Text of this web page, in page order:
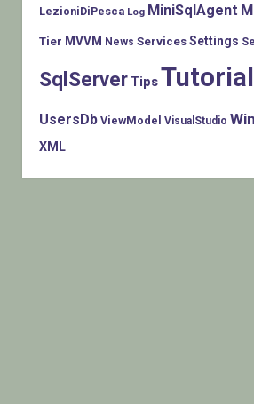
LezioniDiPesca Log MiniSqlAgent
Tier MVVM News Services Settings
SqlServer TipsTutorial
UsersDb ViewModel VisualStudio
XML